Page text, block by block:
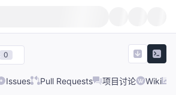
0
Issues Pull Requests 项目讨论 Wiki